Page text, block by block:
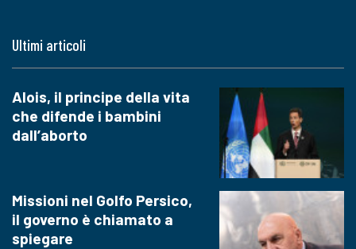
Ultimi articoli
Alois, il principe della vita
che difende i bambini
dall’aborto
Missioni nel Golfo Persico,
il governo è chiamato a
spiegare